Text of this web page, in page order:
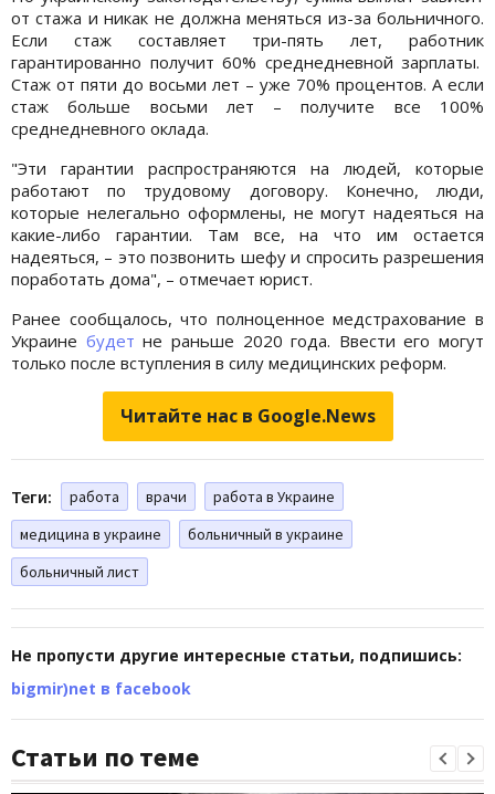
от стажа и никак не должна меняться из-за больничного.
Если стаж составляет три-пять лет, работник
гарантированно получит 60% среднедневной зарплаты.
Стаж от пяти до восьми лет – уже 70% процентов. А если
стаж больше восьми лет – получите все 100%
среднедневного оклада.
"Эти гарантии распространяются на людей, которые
работают по трудовому договору. Конечно, люди,
которые нелегально оформлены, не могут надеяться на
какие-либо гарантии. Там все, на что им остается
надеяться, – это позвонить шефу и спросить разрешения
поработать дома", – отмечает юрист.
Ранее сообщалось, что полноценное медстрахование в
Украине будет не раньше 2020 года. Ввести его могут
только после вступления в силу медицинских реформ.
Читайте нас в Google.News
Теги: работа врачи
работа в Украине
медицина в украине
больничный в украине
больничный лист
Не пропусти другие интересные статьи, подпишись:
bigmir)net в facebook
Статьи по теме